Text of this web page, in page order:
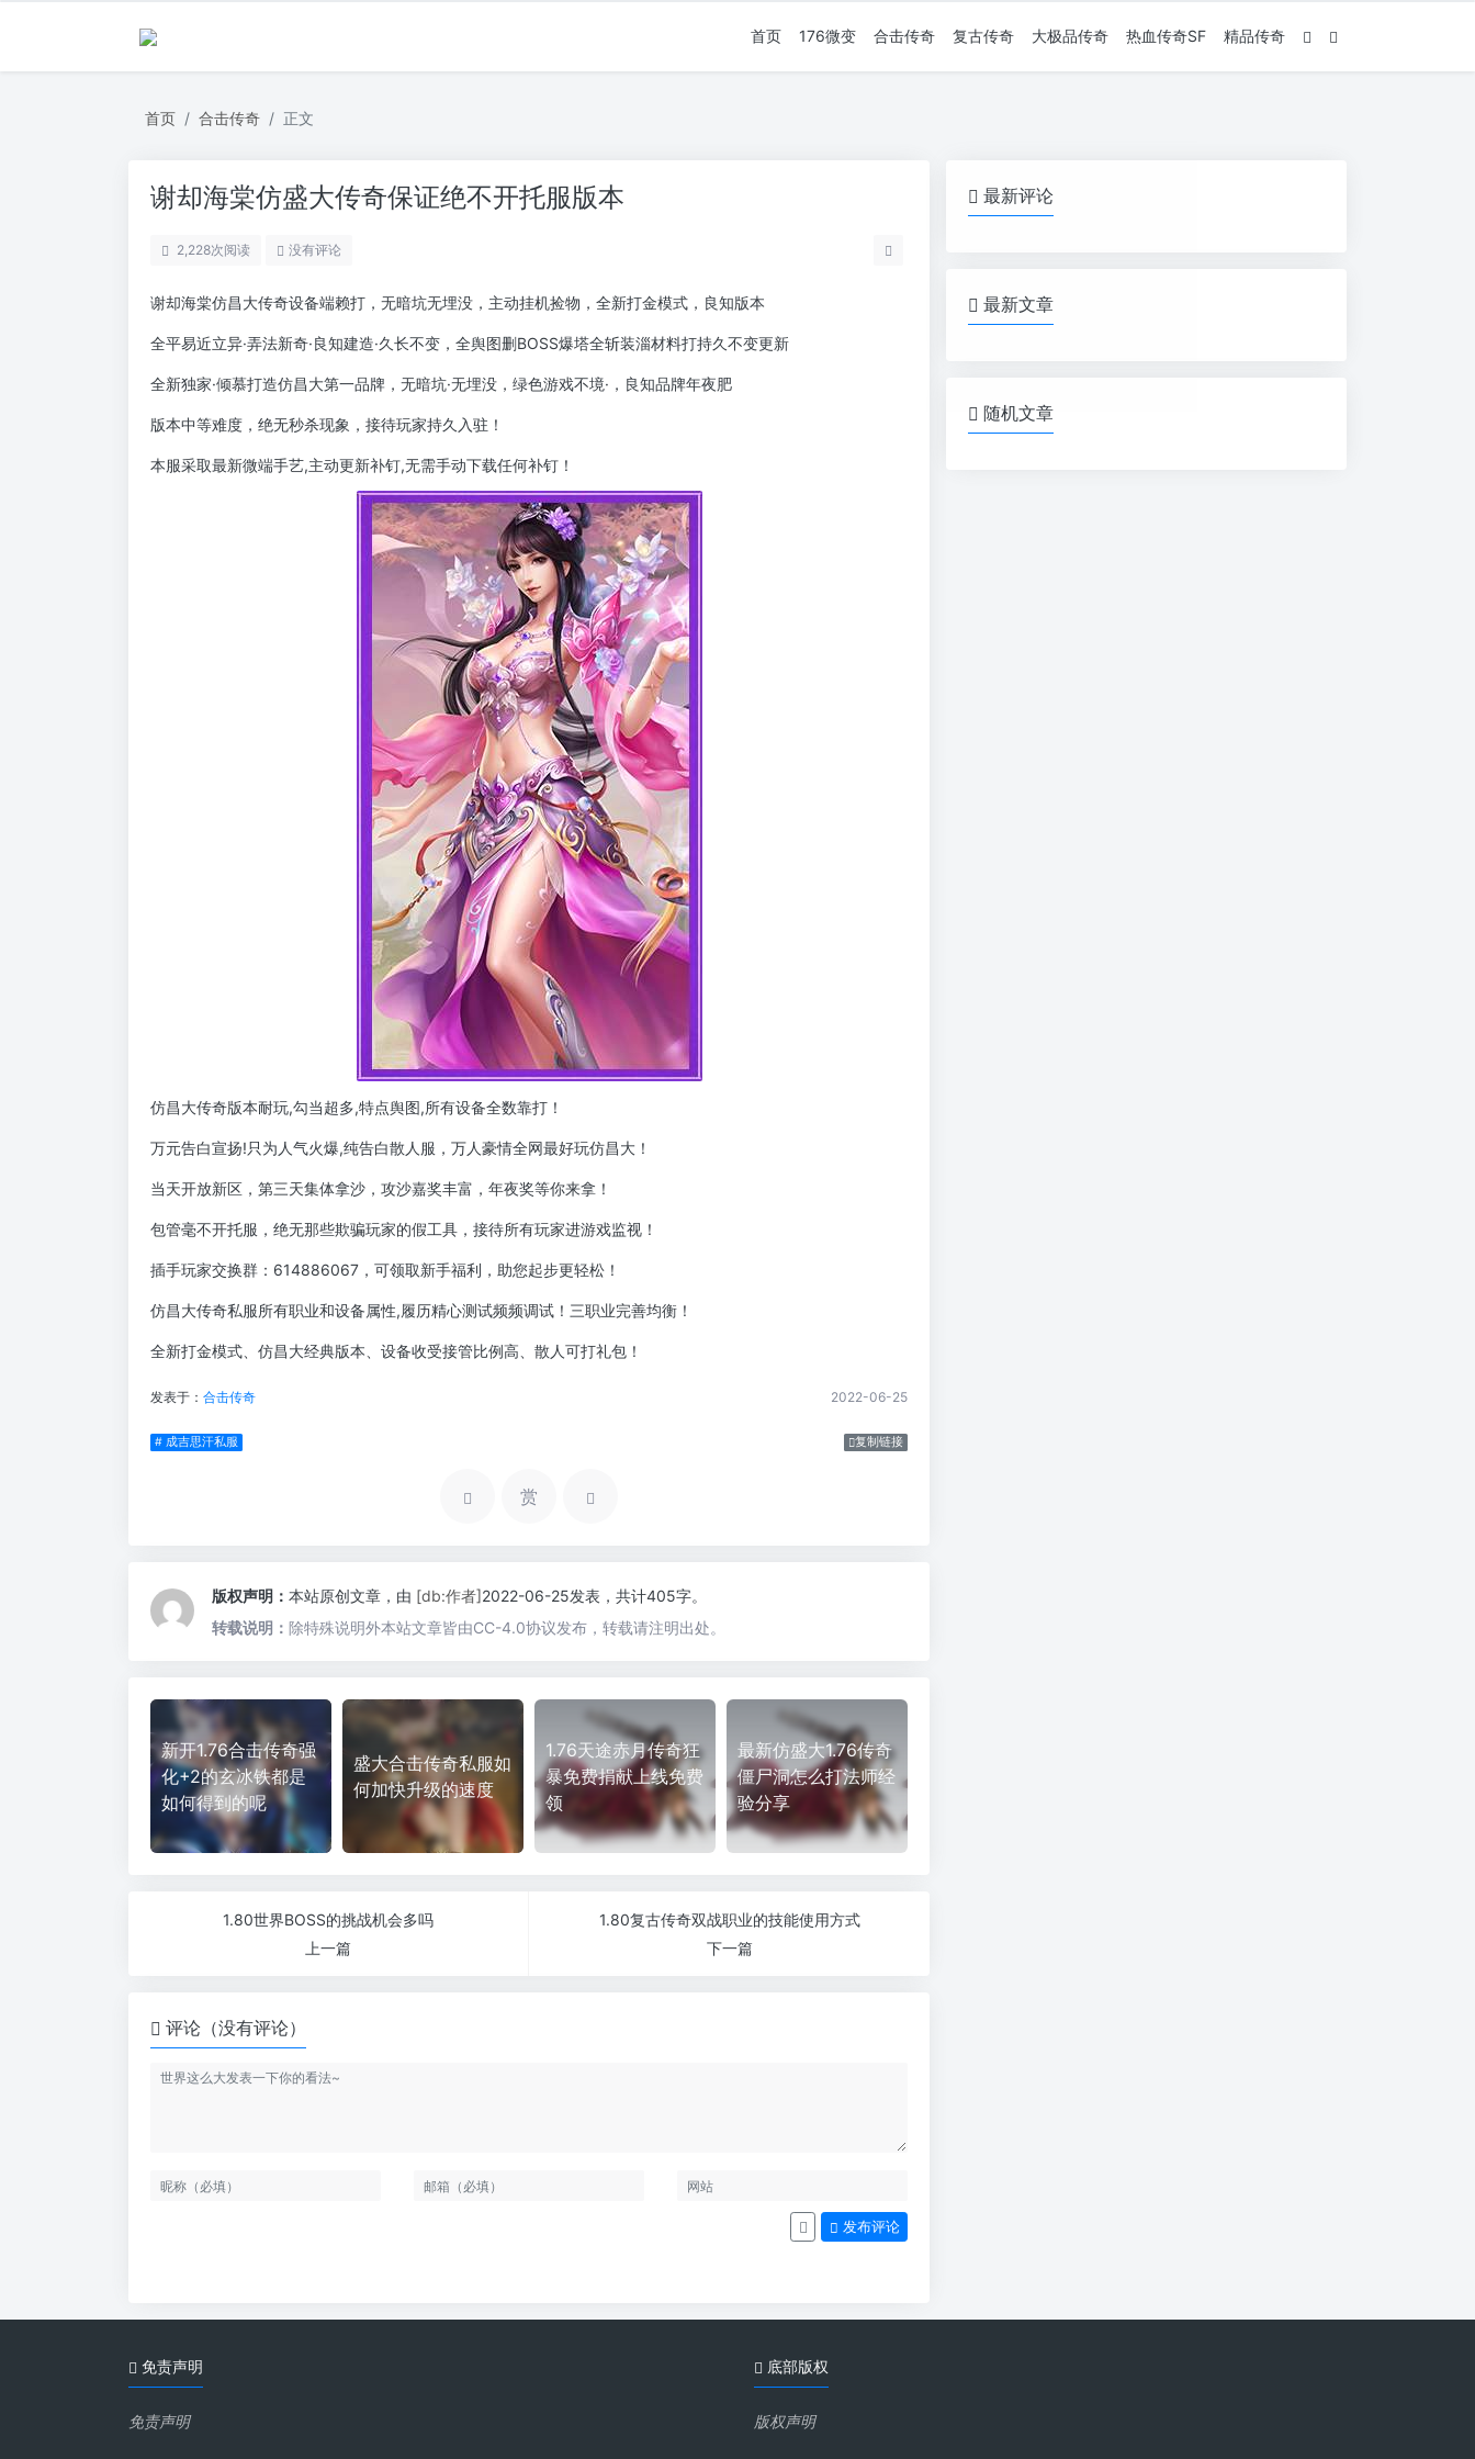
首页 176微变 合击传奇 复古传奇 大极品传奇 热血传奇SF 精品传奇
首页 合击传奇 正文
谢却海棠仿盛大传奇保证绝不开托服版本
2,228次阅读 没有评论
谢却海棠仿昌大传奇设备端赖打，无暗坑无埋没，主动挂机捡物，全新打金模式，良知版本
全平易近立异·弄法新奇·良知建造·久长不变，全舆图删BOSS爆塔全斩装淄材料打持久不变更新
全新独家·倾慕打造仿昌大第一品牌，无暗坑·无埋没，绿色游戏不境·，良知品牌年夜肥
版本中等难度，绝无秒杀现象，接待玩家持久入驻！
本服采取最新微端手艺,主动更新补钉,无需手动下载任何补钉！
仿昌大传奇版本耐玩,勾当超多,特点舆图,所有设备全数靠打！
万元告白宣扬!只为人气火爆,纯告白散人服，万人豪情全网最好玩仿昌大！
当天开放新区，第三天集体拿沙，攻沙嘉奖丰富，年夜奖等你来拿！
包管毫不开托服，绝无那些欺骗玩家的假工具，接待所有玩家进游戏监视！
插手玩家交换群：614886067，可领取新手福利，助您起步更轻松！
仿昌大传奇私服所有职业和设备属性,履历精心测试频频调试！三职业完善均衡！
全新打金模式、仿昌大经典版本、设备收受接管比例高、散人可打礼包！
发表于： 合击传奇 2022-06-25
# 成吉思汗私服 复制链接
赏
版权声明： 本站原创文章，由 [db:作者]2022-06-25发表，共计405字。
转载说明： 除特殊说明外本站文章皆由CC-4.0协议发布，转载请注明出处。
新开1.76合击传奇强
化+2的玄冰铁都是
如何得到的呢
盛大合击传奇私服如
何加快升级的速度
1.76天途赤月传奇狂
暴免费捐献上线免费
领
最新仿盛大1.76传奇
僵尸洞怎么打法师经
验分享
1.80世界BOSS的挑战机会多吗
上一篇
1.80复古传奇双战职业的技能使用方式
下一篇
评论（没有评论）
发布评论
最新评论
最新文章
随机文章
免责声明
免责声明
底部版权
版权声明